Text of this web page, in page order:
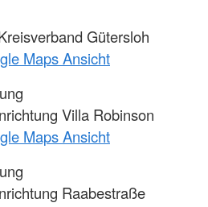
Gütersloh
Maps Ansicht
Villa Robinson
Maps Ansicht
Raabestraße